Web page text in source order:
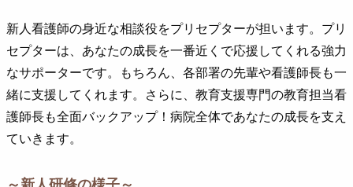
新人看護師の身近な相談役をプリセプターが担います。プリ
セプターは、あなたの成長を一番近くで応援してくれる強力
なサポーターです。もちろん、各部署の先輩や看護師長も一
緒に支援してくれます。さらに、教育支援専門の教育担当看
護師長も全面バックアップ！病院全体であなたの成長を支え
ていきます。